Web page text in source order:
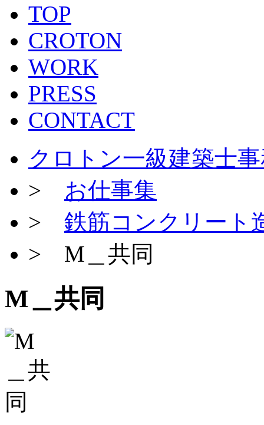
TOP
CROTON
WORK
PRESS
CONTACT
クロトン一級建築士
> お仕事集
> 鉄筋コンクリート
> M＿共同
M＿共同